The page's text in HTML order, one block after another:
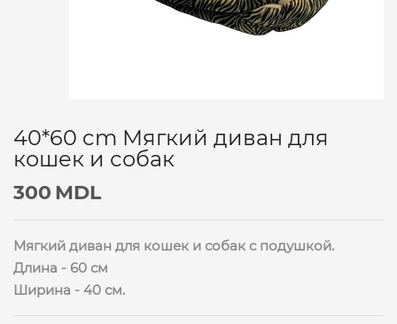
40*60 cm Мягкий диван для
кошек и собак
300 MDL
Мягкий диван для кошек и собак с подушкой.
Длина - 60 см
Ширина - 40 см.